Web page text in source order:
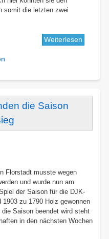
somit die letzten zwei
Weiterlesen
der
die Saison
Florstadt musste wegen
und wurde nun am
der Saison für die DJK-
zu 1790 Holz gewonnen
Saison beendet wird steht
in den nächsten Wochen